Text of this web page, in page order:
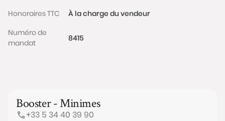
Honoraires TTC
À la charge du vendeur
Numéro de
mandat
8415
Booster - Minimes
+33 5 34 40 39 90